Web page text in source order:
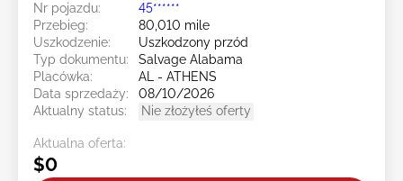
Nr pojazdu:
45******
Przebieg:
80,010 mile
Uszkodzenie:
Uszkodzony przód
Typ dokumentu:
Salvage Alabama
Placówka:
AL - ATHENS
Data sprzedaży:
08/10/2026
Aktualny status:
Nie złożyłeś oferty
Aktualna oferta:
$0